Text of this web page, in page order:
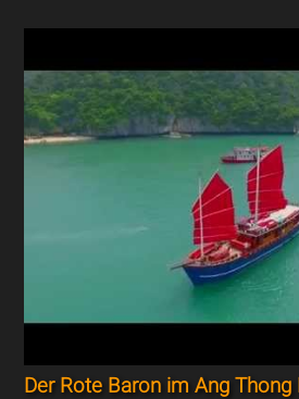
Der Rote Baron im Ang Thong